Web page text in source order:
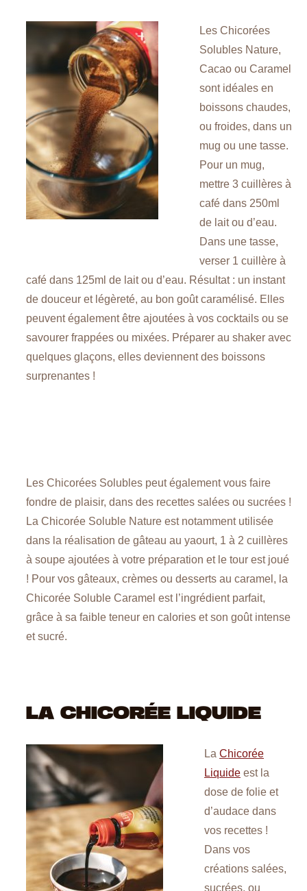
Les Chicorées
Solubles Nature,
Cacao ou Caramel
sont idéales en
boissons chaudes,
ou froides, dans un
mug ou une tasse.
Pour un mug,
mettre 3 cuillères à
café dans 250ml
de lait ou d’eau.
Dans une tasse,
verser 1 cuillère à
café dans 125ml de lait ou d’eau. Résultat : un instant
de douceur et légèreté, au bon goût caramélisé. Elles
peuvent également être ajoutées à vos cocktails ou se
savourer frappées ou mixées. Préparer au shaker avec
quelques glaçons, elles deviennent des boissons
surprenantes !
Les Chicorées Solubles peut également vous faire
fondre de plaisir, dans des recettes salées ou sucrées !
La Chicorée Soluble Nature est notamment utilisée
dans la réalisation de gâteau au yaourt, 1 à 2 cuillères
à soupe ajoutées à votre préparation et le tour est joué
! Pour vos gâteaux, crèmes ou desserts au caramel, la
Chicorée Soluble Caramel est l’ingrédient parfait,
grâce à sa faible teneur en calories et son goût intense
et sucré.
LA CHICORÉE LIQUIDE
La Chicorée
Liquide est la
dose de folie et
d’audace dans
vos recettes !
Dans vos
créations salées,
sucrées, ou
RECEVEZ LA FICHE
TECHNIQUE DU
PRODUIT PAR E-MAIL
EMAIL*